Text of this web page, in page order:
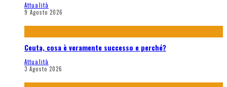
Attualità
9 Agosto 2026
Ceuta, cosa è veramente successo e perché?
Attualità
3 Agosto 2026